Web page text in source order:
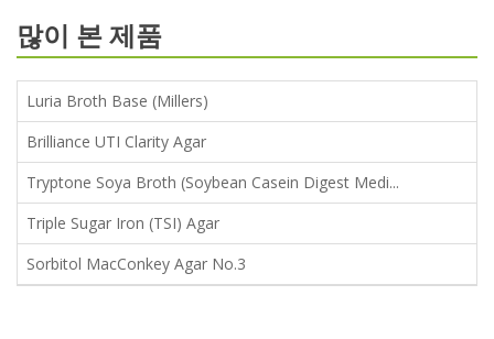
많이 본 제품
Luria Broth Base (Millers)
Brilliance UTI Clarity Agar
Tryptone Soya Broth (Soybean Casein Digest Medi...
Triple Sugar Iron (TSI) Agar
Sorbitol MacConkey Agar No.3